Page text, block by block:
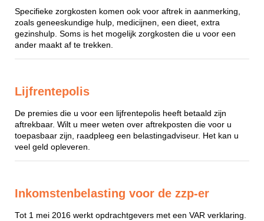
Specifieke zorgkosten komen ook voor aftrek in aanmerking,
zoals geneeskundige hulp, medicijnen, een dieet, extra
gezinshulp. Soms is het mogelijk zorgkosten die u voor een
ander maakt af te trekken.
Lijfrentepolis
De premies die u voor een lijfrentepolis heeft betaald zijn
aftrekbaar. Wilt u meer weten over aftrekposten die voor u
toepasbaar zijn, raadpleeg een belastingadviseur. Het kan u
veel geld opleveren.
Inkomstenbelasting voor de zzp-er
Tot 1 mei 2016 werkt opdrachtgevers met een VAR verklaring.